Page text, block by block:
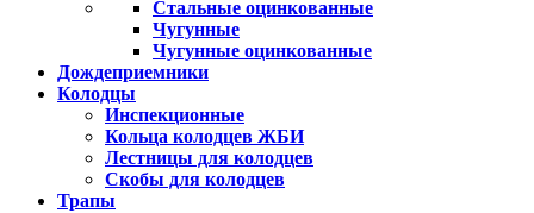
Стальные оцинкованные
Чугунные
Чугунные оцинкованные
Дождеприемники
Колодцы
Инспекционные
Кольца колодцев ЖБИ
Лестницы для колодцев
Скобы для колодцев
Трапы